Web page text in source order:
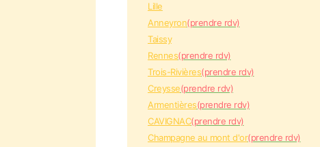
Lille
Anneyron(prendre rdv)
Taissy
Rennes(prendre rdv)
Trois-Rivières(prendre rdv)
Creysse(prendre rdv)
Armentières(prendre rdv)
CAVIGNAC(prendre rdv)
Champagne au mont d'or(prendre rdv)